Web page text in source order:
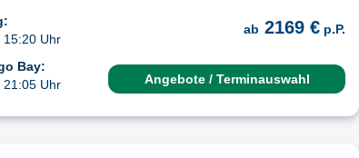
15:20 Uhr
Bay:
21:05 Uhr
ab 2169 € p.P.
Angebote / Terminauswahl